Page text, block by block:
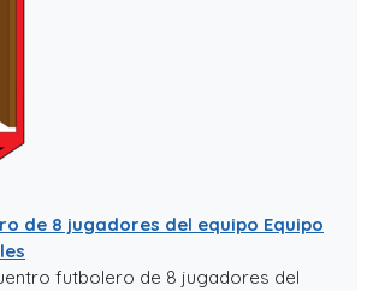
de 8 jugadores del equipo Equipo
futbolero de 8 jugadores del